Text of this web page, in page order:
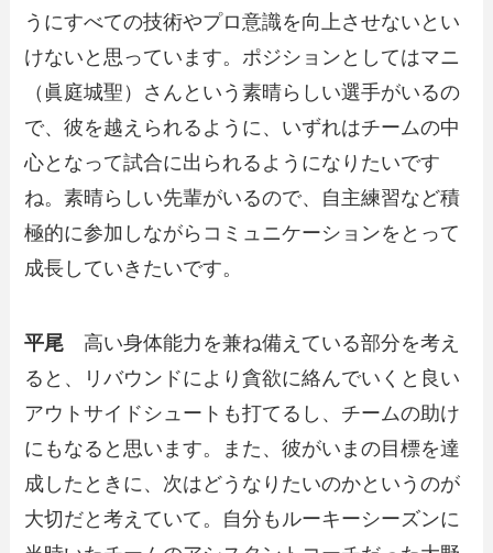
うにすべての技術やプロ意識を向上させないとい
けないと思っています。ポジションとしてはマニ
（眞庭城聖）さんという素晴らしい選手がいるの
で、彼を越えられるように、いずれはチームの中
心となって試合に出られるようになりたいです
ね。素晴らしい先輩がいるので、自主練習など積
極的に参加しながらコミュニケーションをとって
成長していきたいです。
平尾 高い身体能力を兼ね備えている部分を考え
ると、リバウンドにより貪欲に絡んでいくと良い
アウトサイドシュートも打てるし、チームの助け
にもなると思います。また、彼がいまの目標を達
成したときに、次はどうなりたいのかというのが
大切だと考えていて。自分もルーキーシーズンに